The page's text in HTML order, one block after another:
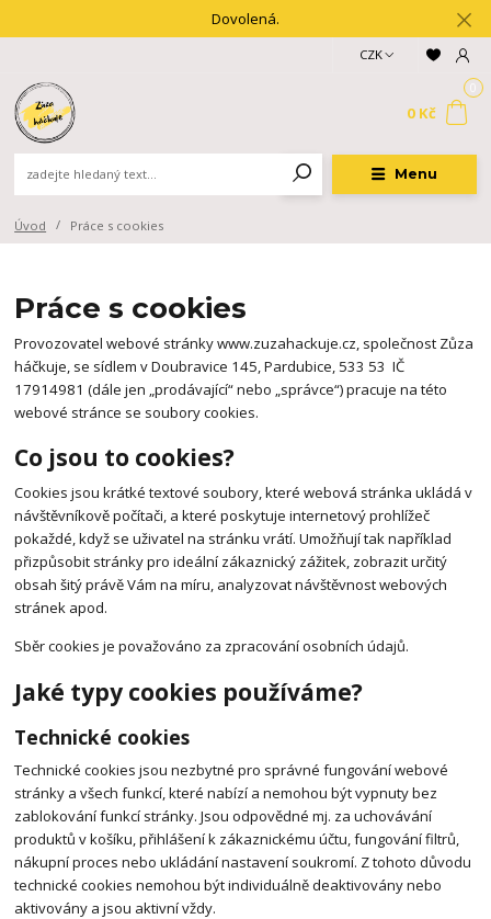
Dovolená.
Menu
CZK
0 Kč
Úvod Práce s cookies
Práce s cookies
Provozovatel webové stránky www.zuzahackuje.cz, společnost Zůza
háčkuje, se sídlem v Doubravice 145, Pardubice, 533 53 IČ
17914981 (dále jen „prodávající“ nebo „správce“) pracuje na této
webové stránce se soubory cookies.
Co jsou to cookies?
Cookies jsou krátké textové soubory, které webová stránka ukládá v
návštěvníkově počítači, a které poskytuje internetový prohlížeč
pokaždé, když se uživatel na stránku vrátí. Umožňují tak například
přizpůsobit stránky pro ideální zákaznický zážitek, zobrazit určitý
obsah šitý právě Vám na míru, analyzovat návštěvnost webových
stránek apod.
Sběr cookies je považováno za zpracování osobních údajů.
Jaké typy cookies používáme?
Technické cookies
Technické cookies jsou nezbytné pro správné fungování webové
stránky a všech funkcí, které nabízí a nemohou být vypnuty bez
zablokování funkcí stránky. Jsou odpovědné mj. za uchovávání
produktů v košíku, přihlášení k zákaznickému účtu, fungování filtrů,
nákupní proces nebo ukládání nastavení soukromí. Z tohoto důvodu
technické cookies nemohou být individuálně deaktivovány nebo
aktivovány a jsou aktivní vždy.